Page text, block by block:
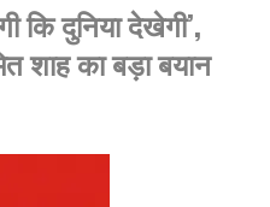
कि दुनिया देखेगी’,
शाह का बड़ा बयान